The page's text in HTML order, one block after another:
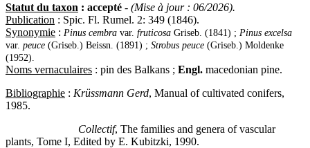
Statut du taxon : accepté - (Mise à jour : 06/2026).
Publication : Spic. Fl. Rumel. 2: 349 (1846).
Synonymie : Pinus cembra var. fruticosa Griseb. (1841) ; Pinus excelsa
var. peuce (Griseb.) Beissn. (1891) ; Strobus peuce (Griseb.) Moldenke
(1952).
Noms vernaculaires : pin des Balkans ; Engl. macedonian pine.
Bibliographie : Krüssmann Gerd, Manual of cultivated conifers,
1985.
Collectif, The families and genera of vascular
plants, Tome I, Edited by E. Kubitzki, 1990.